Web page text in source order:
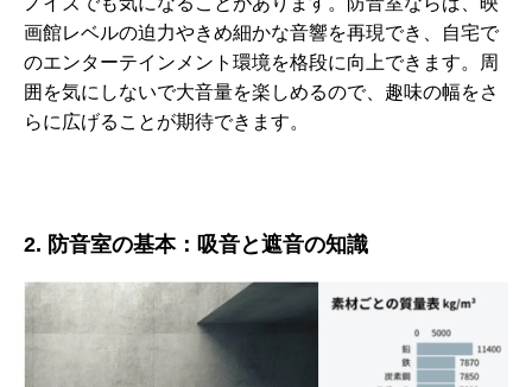
画館レベルの迫力やきめ細かな音響を再現でき、自宅で
のエンターテインメント環境を格段に向上できます。周
囲を気にしないで大音量を楽しめるので、趣味の幅をさ
らに広げることが期待できます。
2. 防音室の基本：吸音と遮音の知識